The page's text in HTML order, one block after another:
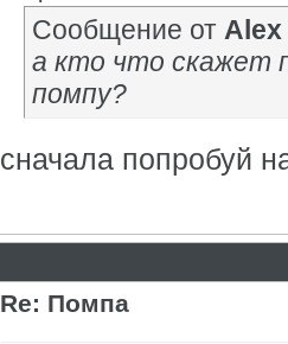
Сообщение от Alex
а кто что скажет
помпу?
сначала попробуй
Re: Помпа